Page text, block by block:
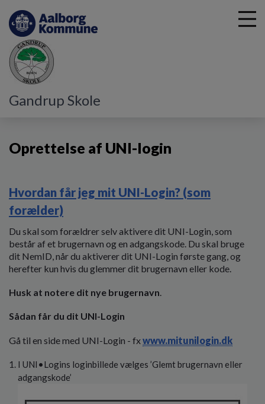
Gandrup Skole
Oprettelse af UNI-login
Hvordan får jeg mit UNI-Login? (som
forælder)
Du skal som forældrer selv aktivere dit UNI-Login, som
består af et brugernavn og en adgangskode. Du skal bruge
dit NemID, når du aktiverer dit UNI-Login første gang, og
herefter kun hvis du glemmer dit brugernavn eller kode.
Husk at notere dit nye brugernavn.
Sådan får du dit UNI-Login
Gå til en side med UNI-Login - fxwww.mitunilogin.dk
I UNI•Logins loginbillede vælges ’Glemt brugernavn eller
adgangskode’